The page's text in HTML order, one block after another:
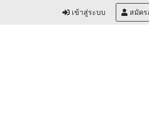
เข้าสู่ระบบ สมัค